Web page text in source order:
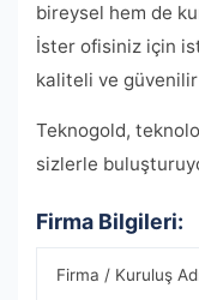
bireysel hem de
İster ofisiniz için
kaliteli ve
Teknogold,
sizlerle
Firma Bilgileri:
Firma / Kuruluş